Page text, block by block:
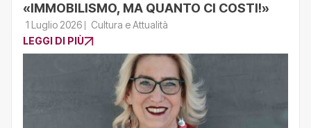
«IMMOBILISMO, MA QUANTO CI COSTI!»
1 Luglio 2026
Cultura e Attualità
LEGGI DI PIÙ